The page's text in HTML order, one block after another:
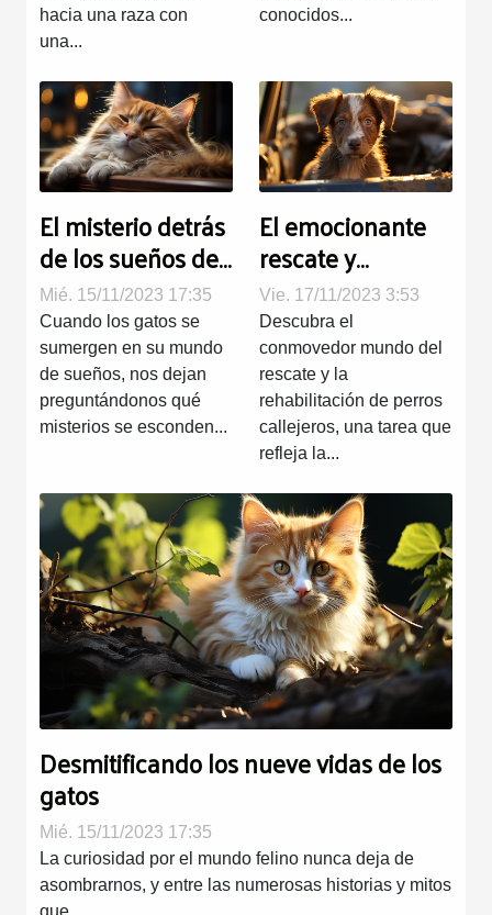
hacia una raza con
una...
conocidos...
El misterio detrás
de los sueños de
los gatos
Mié. 15/11/2023 17:35
Cuando los gatos se
sumergen en su mundo
de sueños, nos dejan
preguntándonos qué
misterios se esconden...
El emocionante
rescate y
rehabilitación de
perros callejeros
Vie. 17/11/2023 3:53
Descubra el
conmovedor mundo del
rescate y la
rehabilitación de perros
callejeros, una tarea que
refleja la...
Desmitificando los nueve vidas de los
gatos
Mié. 15/11/2023 17:35
La curiosidad por el mundo felino nunca deja de
asombrarnos, y entre las numerosas historias y mitos
que...